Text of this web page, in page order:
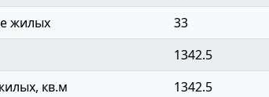
жилых
33
1342.5
кв.м
1342.5